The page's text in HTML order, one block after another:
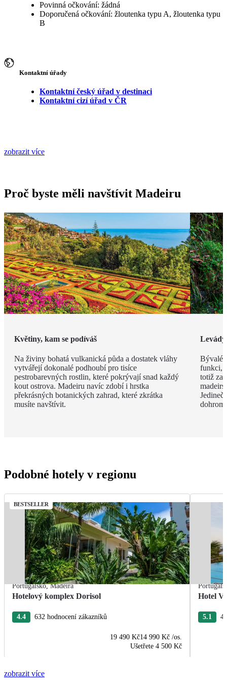
Povinná očkování: žádná
Doporučená očkování: žloutenka typu A, žloutenka typu
B
Kontaktní úřady
Kontaktní český úřad v destinaci
Kontaktní cizí úřad v ČR
zobrazit více
Proč byste měli navštívit Madeiru
Květiny, kam se podíváš
Na živiny bohatá vulkanická půda a dostatek vláhy
vytvářejí dokonalé podhoubí pro tisíce
pestrobarevných rostlin, které pokrývají snad každý
kout ostrova. Madeiru navíc zdobí i hrstka
překrásných botanických zahrad, které zkrátka
musíte navštívit.
Levády
Bývalé
funkci,
totiž
Podobné hotely v regionu
BESTSELLER
Portugalsko,Madeira
Hotelový komplex Dorisol
4.4 632 hodnocení zákazníků
19 490 Kč14 990 Kč /os.
Ušetřete 4 500 Kč
Hotel
5.1
zobrazit více